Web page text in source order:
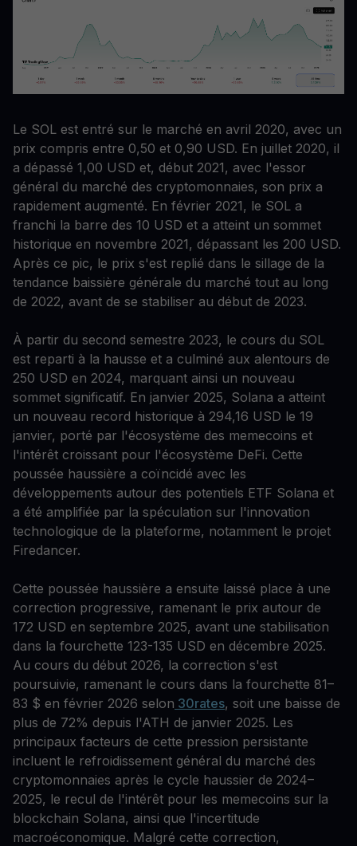
Le SOL est entré sur le marché en avril 2020, avec un
prix compris entre 0,50 et 0,90 USD. En juillet 2020, il
a dépassé 1,00 USD et, début 2021, avec l'essor
général du marché des cryptomonnaies, son prix a
rapidement augmenté. En février 2021, le SOL a
franchi la barre des 10 USD et a atteint un sommet
historique en novembre 2021, dépassant les 200 USD.
Après ce pic, le prix s'est replié dans le sillage de la
tendance baissière générale du marché tout au long
de 2022, avant de se stabiliser au début de 2023.
À partir du second semestre 2023, le cours du SOL
est reparti à la hausse et a culminé aux alentours de
250 USD en 2024, marquant ainsi un nouveau
sommet significatif. En janvier 2025, Solana a atteint
un nouveau record historique à 294,16 USD le 19
janvier, porté par l'écosystème des memecoins et
l'intérêt croissant pour l'écosystème DeFi. Cette
poussée haussière a coïncidé avec les
développements autour des potentiels ETF Solana et
a été amplifiée par la spéculation sur l'innovation
technologique de la plateforme, notamment le projet
Firedancer.
Cette poussée haussière a ensuite laissé place à une
correction progressive, ramenant le prix autour de
172 USD en septembre 2025, avant une stabilisation
dans la fourchette 123-135 USD en décembre 2025.
Au cours du début 2026, la correction s'est
poursuivie, ramenant le cours dans la fourchette 81–
83 $ en février 2026 selon 30rates, soit une baisse de
plus de 72% depuis l'ATH de janvier 2025. Les
principaux facteurs de cette pression persistante
incluent le refroidissement général du marché des
cryptomonnaies après le cycle haussier de 2024–
2025, le recul de l'intérêt pour les memecoins sur la
blockchain Solana, ainsi que l'incertitude
macroéconomique. Malgré cette correction,